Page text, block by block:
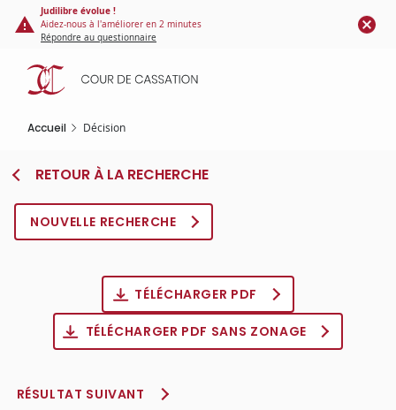
Panneau de gestion des cookies
contenu
principal
Judilibre évolue !
Aidez-nous à l'améliorer en 2 minutes
Répondre au questionnaire
Accueil Décision
RETOUR À LA RECHERCHE
NOUVELLE RECHERCHE
TÉLÉCHARGER PDF
TÉLÉCHARGER PDF SANS ZONAGE
RÉSULTAT SUIVANT